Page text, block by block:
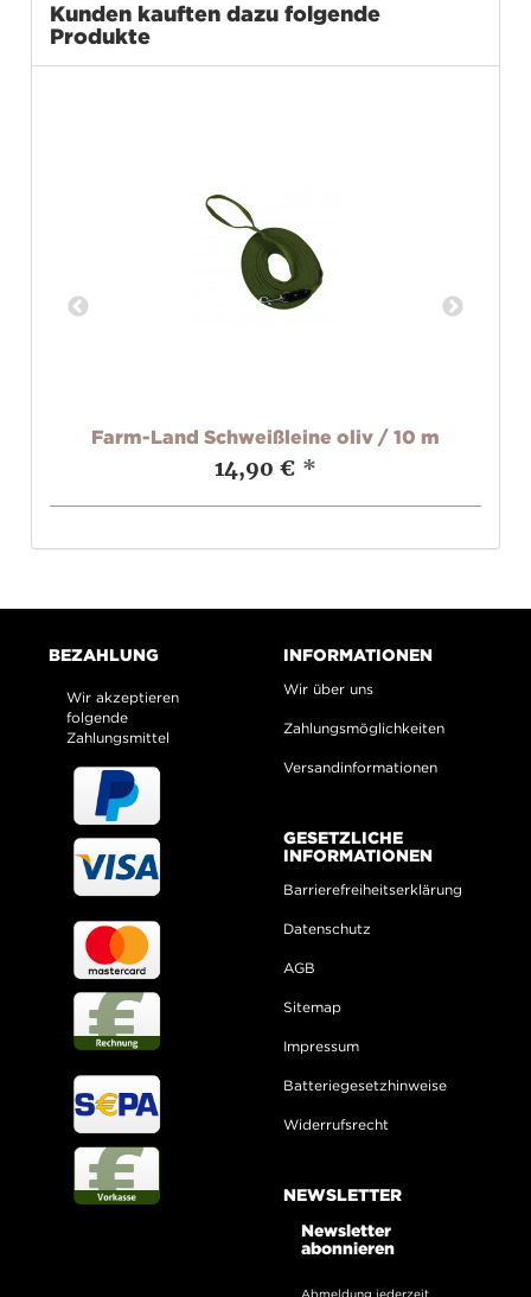
Kunden kauften dazu folgende
Produkte
Farm-Land Schweißleine oliv / 10 m
14,90 € *
BEZAHLUNG
Wir akzeptieren
folgende
Zahlungsmittel
INFORMATIONEN
Wir über uns
Zahlungsmöglichkeiten
Versandinformationen
GESETZLICHE
INFORMATIONEN
Barrierefreiheitserklärung
Datenschutz
AGB
Sitemap
Impressum
Batteriegesetzhinweise
Widerrufsrecht
NEWSLETTER
Newsletter
abonnieren
Abmeldung jederzeit